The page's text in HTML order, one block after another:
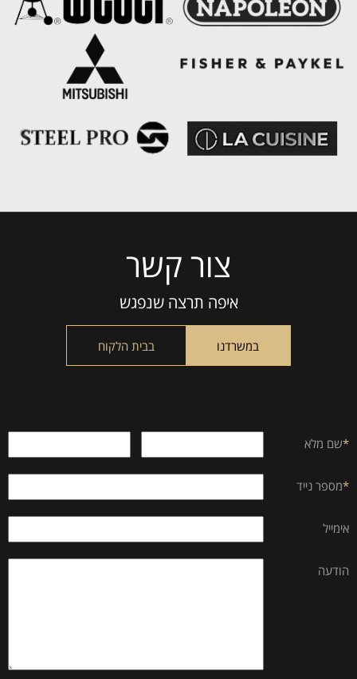
צור קשר
איפה תרצה שנפגש
במשרדנו בבית הלקוח
*שם מלא
*מספר נייד
אימייל
הודעה